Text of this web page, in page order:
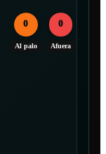
0
Al palo
0
Afuera